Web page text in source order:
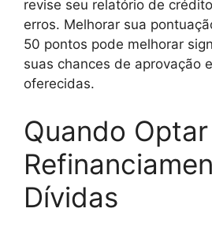
revise seu relatório de
erros. Melhorar sua
50 pontos pode melhorar
suas chances de aprovação
oferecidas.
Quando
Dívidas